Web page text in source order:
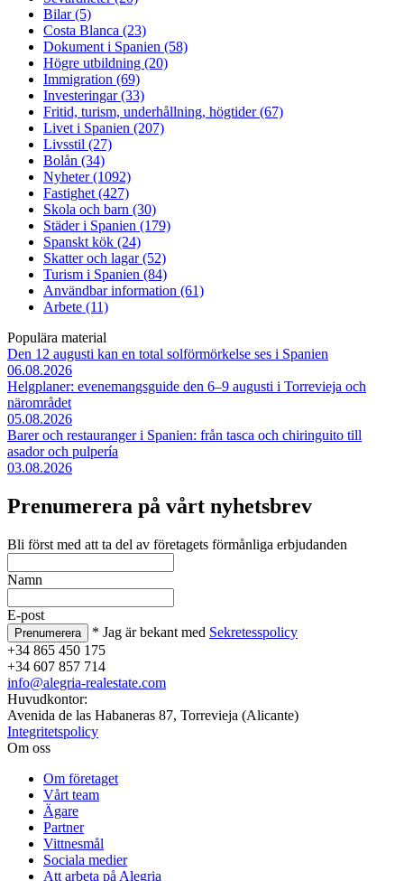
Bilar (5)
Costa Blanca (23)
Dokument i Spanien (58)
Högre utbildning (20)
Immigration (69)
Investeringar (33)
Fritid, turism, underhållning, högtider (67)
Livet i Spanien (207)
Livsstil (27)
Bolån (34)
Nyheter (1092)
Fastighet (427)
Skola och barn (30)
Städer i Spanien (179)
Spanskt kök (24)
Skatter och lagar (52)
Turism i Spanien (84)
Användbar information (61)
Arbete (11)
Populära material
Den 12 augusti kan en total solförmörkelse ses i Spanien
06.08.2026
Helgplaner: evenemangsguide den 6–9 augusti i Torrevieja och
närområdet
05.08.2026
Barer och restauranger i Spanien: från tasca och chiringuito till
asador och pulpería
03.08.2026
Prenumerera på vårt nyhetsbrev
Bli först med att ta del av företagets förmånliga erbjudanden
Namn
E-post
* Jag är bekant med Sekretesspolicy
+34 865 450 175
+34 607 857 714
info@alegria-realestate.com
Huvudkontor:
Avenida de las Habaneras 87, Torrevieja (Alicante)
Integritetspolicy
Om oss
Om företaget
Vårt team
Ägare
Partner
Vittnesmål
Sociala medier
Att arbeta på Alegria